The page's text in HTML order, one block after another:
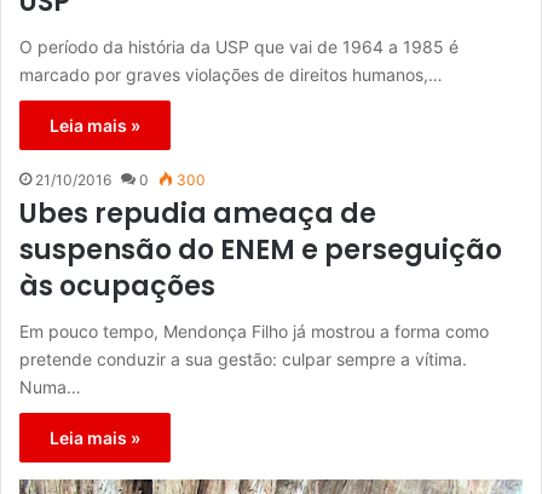
O período da história da USP que vai de 1964 a 1985 é
marcado por graves violações de direitos humanos,…
Leia mais »
21/10/2016 0 300
Ubes repudia ameaça de
suspensão do ENEM e perseguição
às ocupações
Em pouco tempo, Mendonça Filho já mostrou a forma como
pretende conduzir a sua gestão: culpar sempre a vítima.
Numa…
Leia mais »